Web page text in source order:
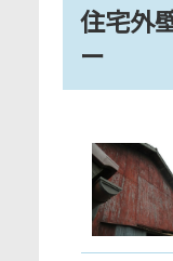
住宅外
ー